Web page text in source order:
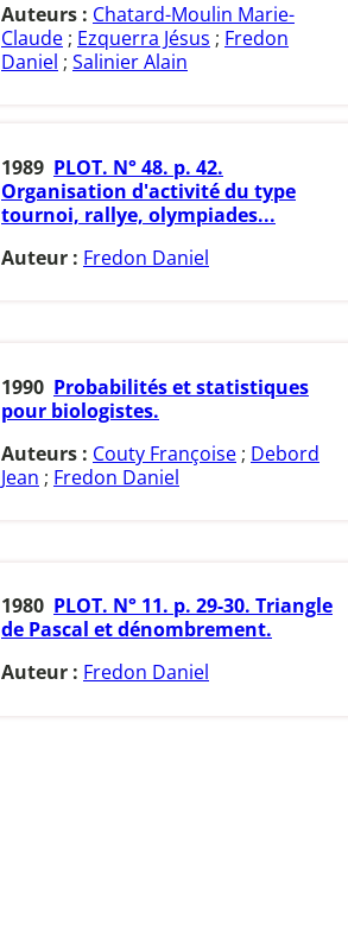
Auteurs : Chatard-Moulin Marie-
Claude ; Ezquerra Jésus ; Fredon
Daniel ; Salinier Alain
1989 PLOT. N° 48. p. 42.
Organisation d'activité du type
tournoi, rallye, olympiades...
Auteur : Fredon Daniel
1990 Probabilités et statistiques
pour biologistes.
Auteurs : Couty Françoise ; Debord
Jean ; Fredon Daniel
1980 PLOT. N° 11. p. 29-30. Triangle
de Pascal et dénombrement.
Auteur : Fredon Daniel